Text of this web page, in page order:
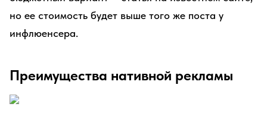
но ее стоимость будет выше того же поста у
инфлюенсера.
Преимущества нативной рекламы